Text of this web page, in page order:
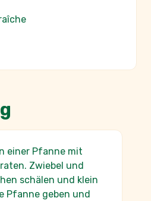
einer Pfanne mit
Zwiebel und
schälen und klein
Pfanne geben und